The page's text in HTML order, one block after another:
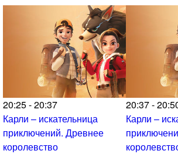
20:25 - 20:37
Карли – искательница
приключений. Древнее
королевство
20:37 -
Карли –